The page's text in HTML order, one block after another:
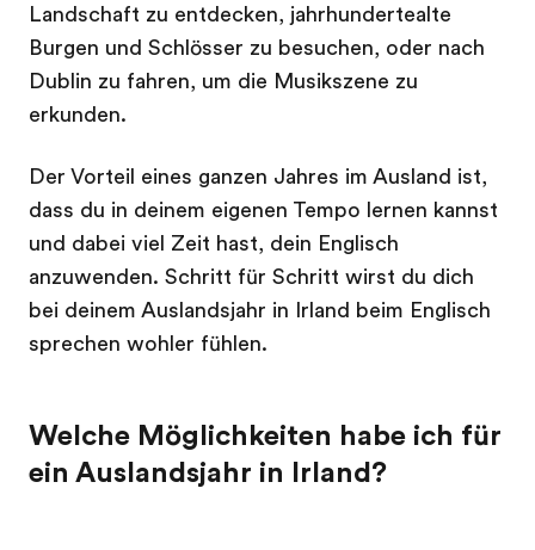
Landschaft zu entdecken, jahrhundertealte
Burgen und Schlösser zu besuchen, oder nach
Dublin zu fahren, um die Musikszene zu
erkunden.
Der Vorteil eines ganzen Jahres im Ausland ist,
dass du in deinem eigenen Tempo lernen kannst
und dabei viel Zeit hast, dein Englisch
anzuwenden. Schritt für Schritt wirst du dich
bei deinem Auslandsjahr in Irland beim Englisch
sprechen wohler fühlen.
Welche Möglichkeiten habe ich für
ein Auslandsjahr in Irland?